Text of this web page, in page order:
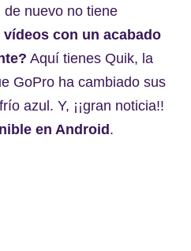
nuevo no tiene
vídeos con un acabado
Aquí tienes Quik, la
GoPro ha cambiado sus
azul. Y, ¡¡gran noticia!!
en Android.